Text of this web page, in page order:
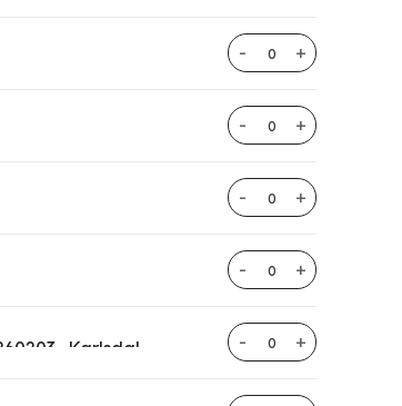
Trappestolpe antal
Trappestolpe antal
Trappestolpe antal
Trappestolpe antal
Trappestolpe antal